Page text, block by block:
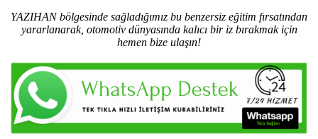
YAZIHAN bölgesinde sağladığımız bu benzersiz eğitim fırsatından
yararlanarak, otomotiv dünyasında kalıcı bir iz bırakmak için
hemen bize ulaşın!